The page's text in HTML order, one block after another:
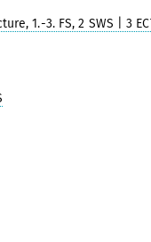
1.-3. FS, 2 SWS | 3